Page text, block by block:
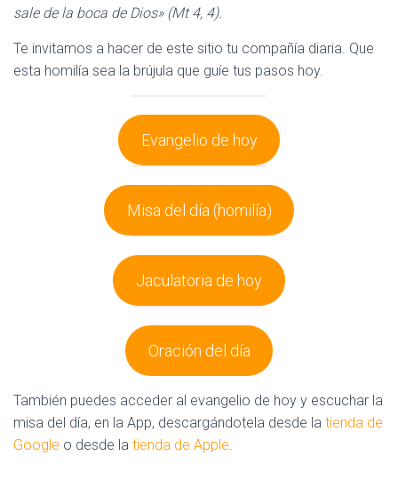
sale de la boca de Dios» (Mt 4, 4).
Te invitamos a hacer de este sitio tu compañía diaria. Que
esta homilía sea la brújula que guíe tus pasos hoy.
Evangelio de hoy
Misa del día (homilía)
Jaculatoria de hoy
Oración del día
También puedes acceder al evangelio de hoy y escuchar la
misa del día, en la App, descargándotela desde la tienda de
Google o desde la tienda de Apple.